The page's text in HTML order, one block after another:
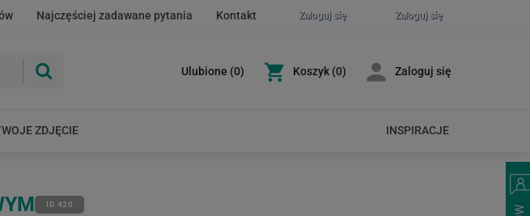
Zaloguj się
Zaloguj się
Najczęściej zadawane pytania Kontakt
Ulubione (0) Koszyk (0) Zaloguj się
ZDJĘCIE INSPIRACJE
ID 420